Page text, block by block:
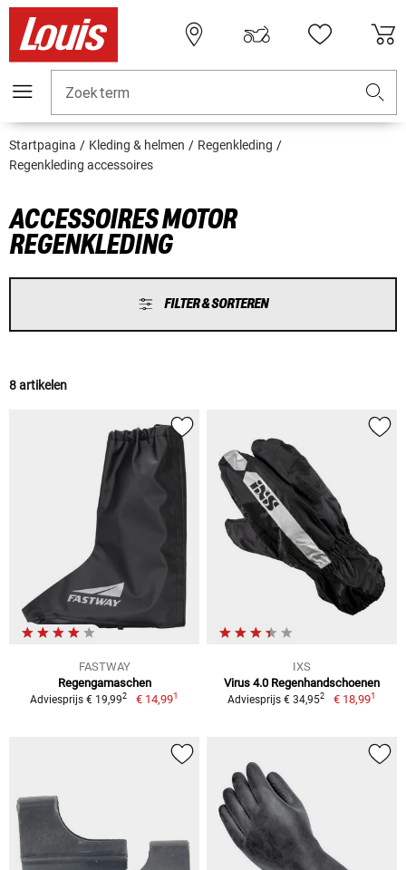
Zoekterm
Startpagina Kleding & helmen
Regenkleding
Regenkleding accessoires
ACCESSOIRES MOTOR
REGENKLEDING
FILTER & SORTEREN
8 artikelen
FASTWAY
Regengamaschen
Adviesprijs € 19,992 € 14,991
IXS
Virus 4.0 Regenhandschoenen
Adviesprijs € 34,952 € 18,991